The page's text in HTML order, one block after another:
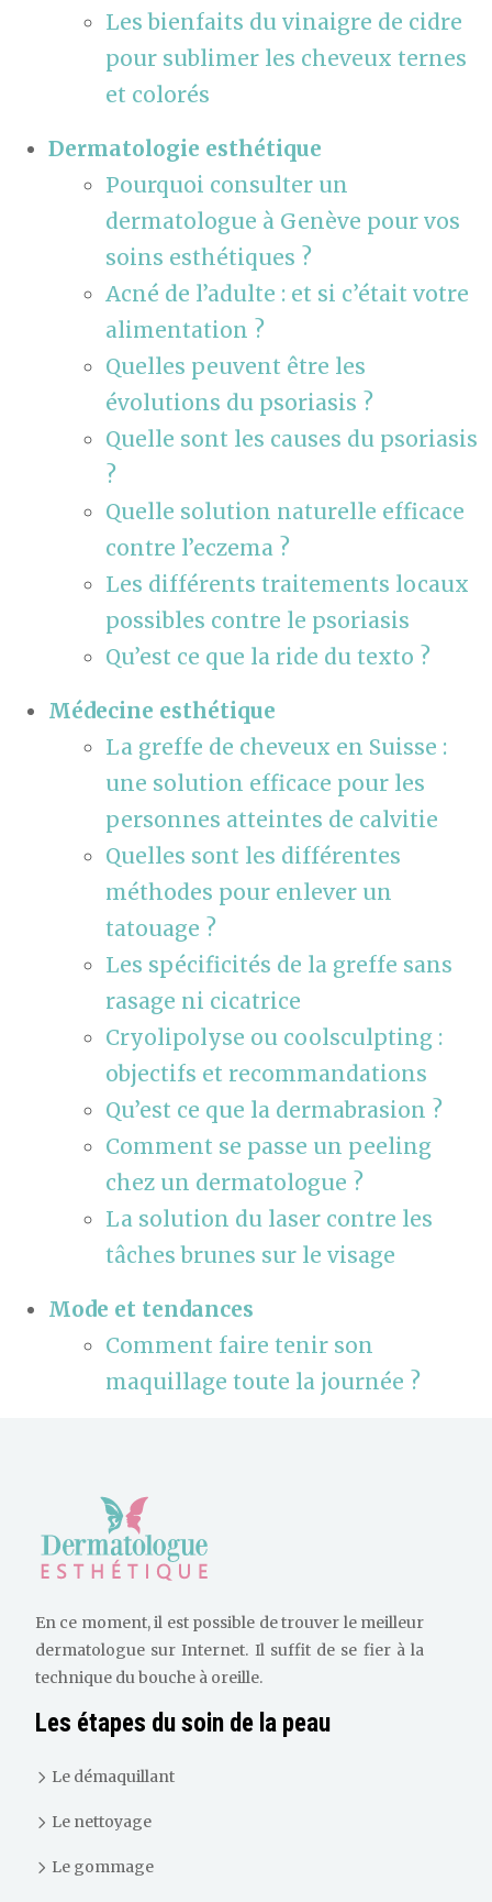
Les bienfaits du vinaigre de cidre
pour sublimer les cheveux ternes
et colorés
Dermatologie esthétique
Pourquoi consulter un
dermatologue à Genève pour vos
soins esthétiques ?
Acné de l’adulte : et si c’était votre
alimentation ?
Quelles peuvent être les
évolutions du psoriasis ?
Quelle sont les causes du psoriasis
?
Quelle solution naturelle efficace
contre l’eczema ?
Les différents traitements locaux
possibles contre le psoriasis
Qu’est ce que la ride du texto ?
Médecine esthétique
La greffe de cheveux en Suisse :
une solution efficace pour les
personnes atteintes de calvitie
Quelles sont les différentes
méthodes pour enlever un
tatouage ?
Les spécificités de la greffe sans
rasage ni cicatrice
Cryolipolyse ou coolsculpting :
objectifs et recommandations
Qu’est ce que la dermabrasion ?
Comment se passe un peeling
chez un dermatologue ?
La solution du laser contre les
tâches brunes sur le visage
Mode et tendances
Comment faire tenir son
maquillage toute la journée ?
En ce moment, il est possible de trouver le meilleur
dermatologue sur Internet. Il suffit de se fier à la
technique du bouche à oreille.
Les étapes du soin de la peau
Le démaquillant
Le nettoyage
Le gommage